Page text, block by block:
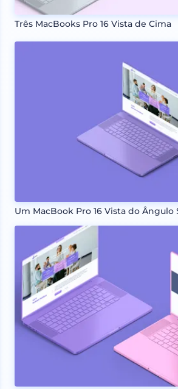
Três MacBooks Pro 16 Vista de Cima
Um MacBook Pro 16 Vista do